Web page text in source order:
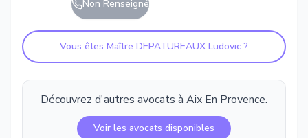
Non Renseigné
Vous êtes Maître DEPATUREAUX Ludovic ?
Découvrez d'autres avocats à Aix En Provence.
Voir les avocats disponibles